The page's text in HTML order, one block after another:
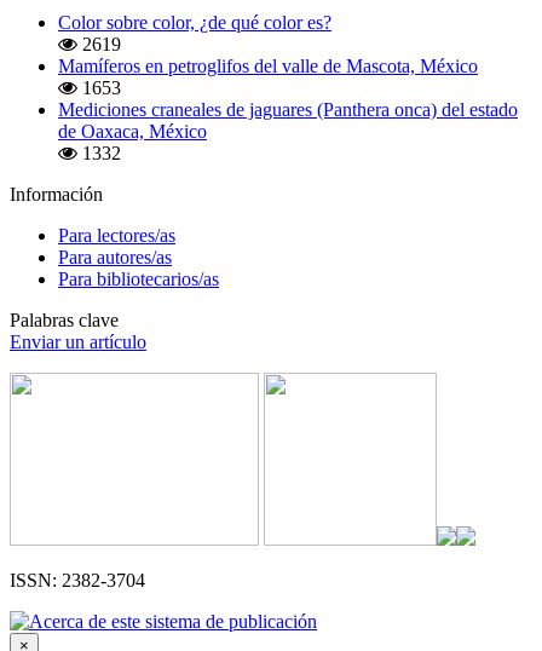
es:
Color sobre color, ¿de qué color es?
2619
Mamíferos en petroglifos del valle de Mascota, México
1653
Mediciones craneales de jaguares (Panthera onca) del estado
de Oaxaca, México
1332
Información
Para lectores/as
Para autores/as
Para bibliotecarios/as
Palabras clave
Enviar un artículo
ISSN: 2382-3704
×